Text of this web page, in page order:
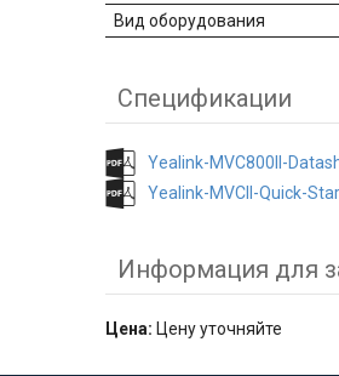
Вид оборудования
Спецификации
Yealink-MVC800II-
Yealink-MVCII-Quick-
Информация для
Цена: Цену уточняйте